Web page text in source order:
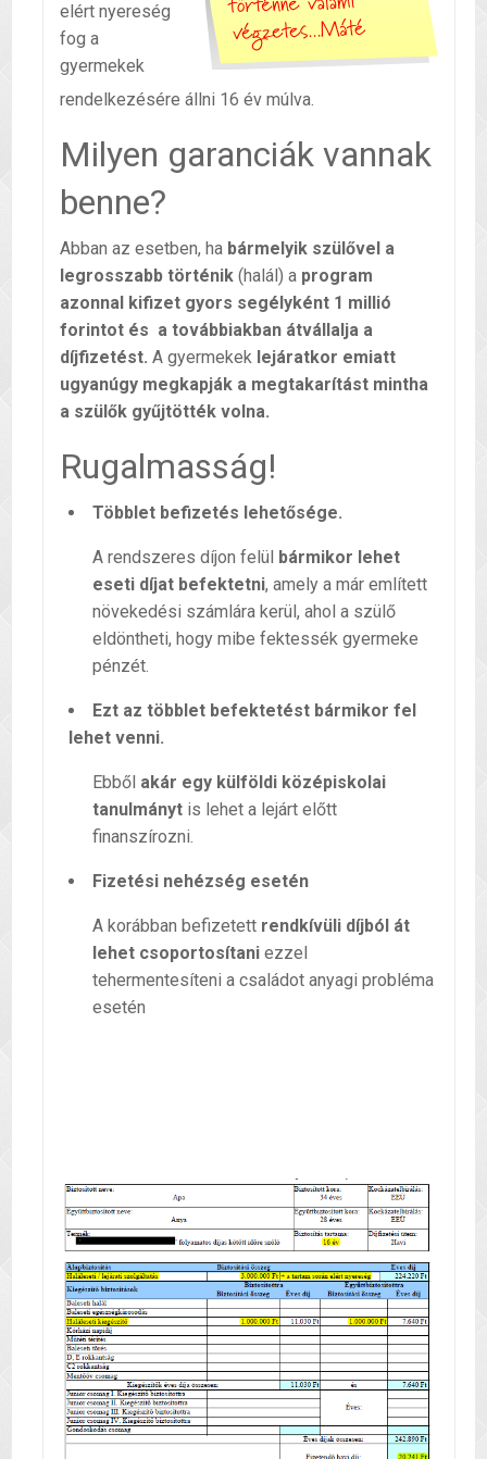
elért nyereség
fog a
gyermekek
rendelkezésére állni 16 év múlva.
Milyen garanciák vannak
benne?
Abban az esetben, ha bármelyik szülővel a
legrosszabb történik (halál) a program
azonnal kifizet gyors segélyként 1 millió
forintot és a továbbiakban átvállalja a
díjfizetést. A gyermekek lejáratkor emiatt
ugyanúgy megkapják a megtakarítást mintha
a szülők gyűjtötték volna.
Rugalmasság!
Többlet befizetés lehetősége.
A rendszeres díjon felül
bármikor lehet
eseti díjat befektetni, amely a már említett
növekedési számlára kerül, ahol a szülő
eldöntheti, hogy mibe fektessék gyermeke
pénzét.
Ezt az többlet befektetést bármikor fel
lehet venni.
Ebből akár egy külföldi középiskolai
tanulmányt is lehet a lejárt előtt
finanszírozni.
Fizetési nehézség esetén
A korábban befizetett rendkívüli díjból át
lehet csoportosítani ezzel
tehermentesíteni a családot anyagi probléma
esetén